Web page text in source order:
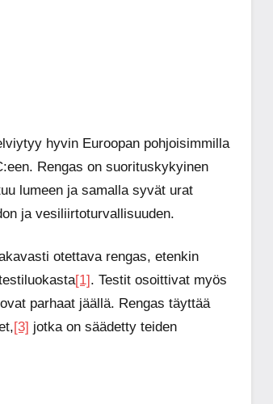
hyvin Euroopan pohjoisimmilla
Rengas on suorituskykyinen
lumeen ja samalla syvät urat
ja vesiliirtoturvallisuuden.
otettava rengas, etenkin
[1]. Testit osoittivat myös
parhaat jäällä. Rengas täyttää
[3] jotka on säädetty teiden